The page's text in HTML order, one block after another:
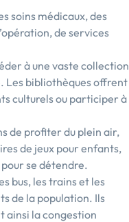
soins médicaux, des
de services
à une vaste collection
Les bibliothèques offrent
culturels ou participer à
de profiter du plein air,
de jeux pour enfants,
se détendre.
bus, les trains et les
de la population. Ils
ainsi la congestion